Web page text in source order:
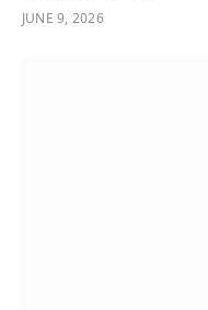
JUNE 9, 2026